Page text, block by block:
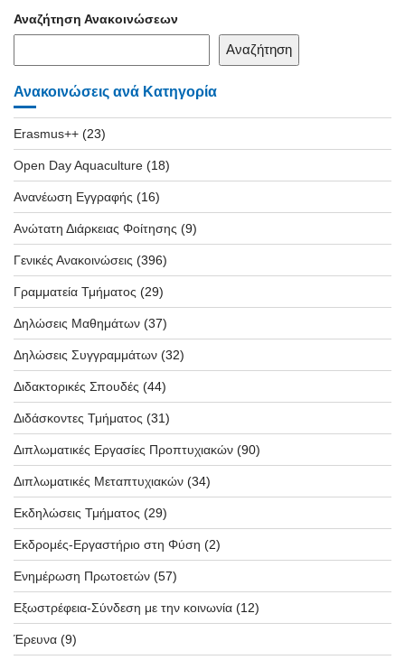
Αναζήτηση Ανακοινώσεων
Αναζήτηση
Ανακοινώσεις ανά Κατηγορία
Erasmus++ (23)
Open Day Aquaculture (18)
Ανανέωση Εγγραφής (16)
Ανώτατη Διάρκειας Φοίτησης (9)
Γενικές Ανακοινώσεις (396)
Γραμματεία Τμήματος (29)
Δηλώσεις Μαθημάτων (37)
Δηλώσεις Συγγραμμάτων (32)
Διδακτορικές Σπουδές (44)
Διδάσκοντες Τμήματος (31)
Διπλωματικές Εργασίες Προπτυχιακών (90)
Διπλωματικές Μεταπτυχιακών (34)
Εκδηλώσεις Τμήματος (29)
Εκδρομές-Εργαστήριο στη Φύση (2)
Ενημέρωση Πρωτοετών (57)
Εξωστρέφεια-Σύνδεση με την κοινωνία (12)
Έρευνα (9)